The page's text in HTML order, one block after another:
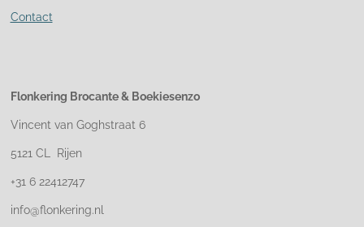
Contact
Flonkering Brocante & Boekiesenzo
Vincent van Goghstraat 6
5121 CL Rijen
+31 6 22412747
info@flonkering.nl